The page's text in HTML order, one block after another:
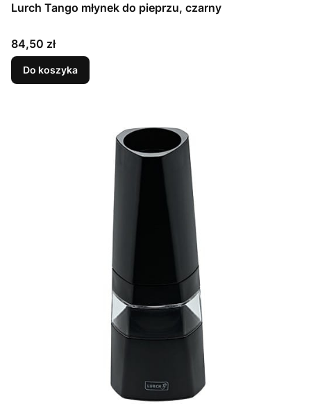
Lurch Tango młynek do pieprzu, czarny
Cena
84,50 zł
Do koszyka